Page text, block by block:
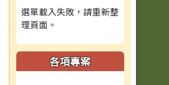
選單載入失敗，請重新整
理頁面。
各項專案